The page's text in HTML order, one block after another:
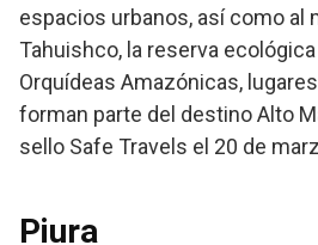
espacios urbanos, así como al
Tahuishco, la reserva
Orquídeas Amazónicas,
forman parte del destino Alto
sello Safe Travels el 20 de
Piura